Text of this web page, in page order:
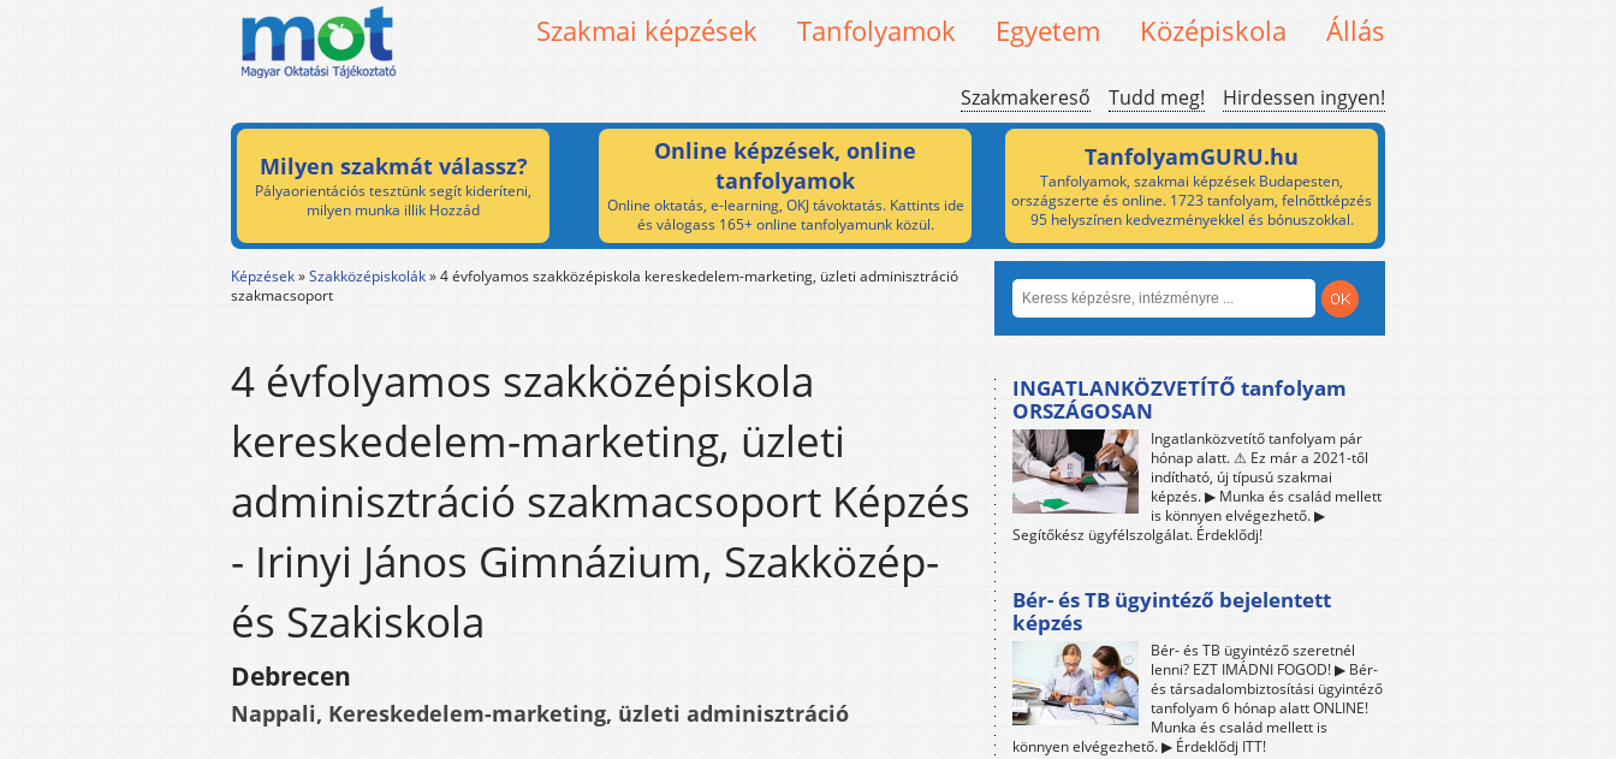
Szakmai képzések Tanfolyamok Egyetem Középiskola Állás
Szakmakereső Tudd meg! Hirdessen ingyen!
Milyen szakmát válassz?
Pályaorientációs tesztünk segít kideríteni,
milyen munka illik Hozzád
Online képzések, online
tanfolyamok
Online oktatás, e-learning, OKJ távoktatás. Kattints ide
és válogass 165+ online tanfolyamunk közül.
TanfolyamGURU.hu
Tanfolyamok, szakmai képzések Budapesten,
országszerte és online. 1723 tanfolyam, felnőttképzés
95 helyszínen kedvezményekkel és bónuszokkal.
Képzések»Szakközépiskolák»4 évfolyamos szakközépiskola kereskedelem-marketing, üzleti adminisztráció
szakmacsoport
4 évfolyamos szakközépiskola
kereskedelem-marketing, üzleti
adminisztráció szakmacsoport Képzés
- Irinyi János Gimnázium, Szakközép-
és Szakiskola
Debrecen
Nappali, Kereskedelem-marketing, üzleti adminisztráció
INGATLANKÖZVETÍTŐ tanfolyam
ORSZÁGOSAN
Ingatlanközvetítő tanfolyam pár
hónap alatt. ⚠ Ez már a 2021-től
indítható, új típusú szakmai
képzés. ▶ Munka és család mellett
is könnyen elvégezhető. ▶
Segítőkész ügyfélszolgálat. Érdeklődj!
Bér- és TB ügyintéző bejelentett
képzés
Bér- és TB ügyintéző szeretnél
lenni? EZT IMÁDNI FOGOD! ▶ Bér-
és társadalombiztosítási ügyintéző
tanfolyam 6 hónap alatt ONLINE!
Munka és család mellett is
könnyen elvégezhető. ▶ Érdeklődj ITT!